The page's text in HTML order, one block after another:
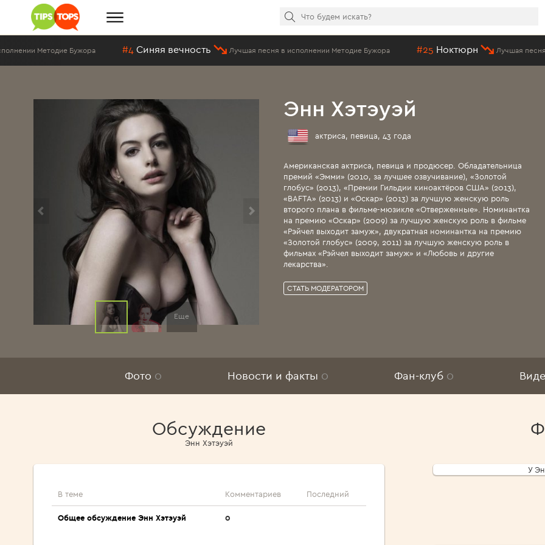
Бужора #4 Синяя вечность Лучшая песня в исполнении Методие Бужора #25 Ноктюрн Лучшая песня в исполнении
Еще
Энн Хэтэуэй
актриса, певица, 43 года
Американская актриса, певица и продюсер. Обладательница
премий «Эмми» (2010, за лучшее озвучивание), «Золотой
глобус» (2013), «Премии Гильдии киноактёров США» (2013),
«BAFTA» (2013) и «Оскар» (2013) за лучшую женскую роль
второго плана в фильме-мюзикле «Отверженные». Номинантка
на премию «Оскар» (2009) за лучшую женскую роль в фильме
«Рэйчел выходит замуж», двукратная номинантка на премию
«Золотой глобус» (2009, 2011) за лучшую женскую роль в
фильмах «Рэйчел выходит замуж» и «Любовь и другие
лекарства».
СТАТЬ МОДЕРАТОРОМ
Фото 0 Новости и факты 0 Фан-клуб 0
Обсуждение
Энн Хэтэуэй
В теме Комментариев Последний
Общее обсуждение Энн Хэтэуэй 0
У